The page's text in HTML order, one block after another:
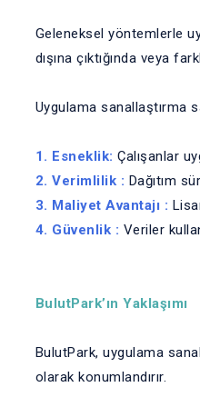
Geleneksel yöntemlerle
dışına çıktığında veya
Uygulama sanallaştırma
1. Esneklik: Çalışanlar
2. Verimlilik : Dağıtım
3. Maliyet Avantajı :
4. Güvenlik : Veriler
BulutPark’ın Yaklaşımı
BulutPark, uygulama
olarak konumlandırır.